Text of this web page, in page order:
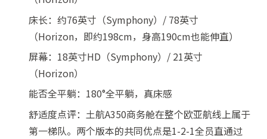
床长：约76英寸（Symphony）/ 78英寸
（Horizon，即约198cm，身高190cm也能伸直）
屏幕：18英寸HD（Symphony）/ 21英寸
（Horizon）
能否全平躺：180°全平躺，真床感
舒适度点评：土航A350商务舱在整个欧亚航线上属于
第一梯队。两个版本的共同优点是1-2-1全员直通过